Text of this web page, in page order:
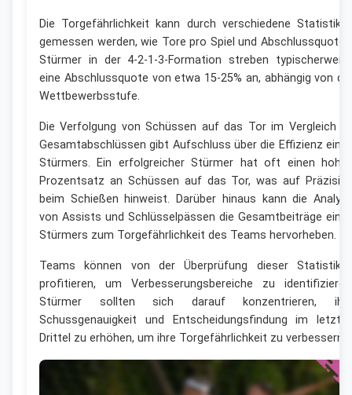
Die Torgefährlichkeit kann durch verschiedene
gemessen werden, wie Tore pro Spiel und
Stürmer in der 4-2-1-3-Formation streben
eine Abschlussquote von etwa 15-25% an, abhängig von
Wettbewerbsstufe.
Die Verfolgung von Schüssen auf das Tor im Vergleich
Gesamtabschlüssen gibt Aufschluss über die Effizienz
Stürmers. Ein erfolgreicher Stürmer hat oft einen
Prozentsatz an Schüssen auf das Tor, was auf
beim Schießen hinweist. Darüber hinaus kann die
von Assists und Schlüsselpässen die Gesamtbeiträge
Stürmers zum Torgefährlichkeit des Teams hervorheben.
Teams können von der Überprüfung dieser
profitieren, um Verbesserungsbereiche zu
Stürmer sollten sich darauf konzentrieren,
Schussgenauigkeit und Entscheidungsfindung im
Drittel zu erhöhen, um ihre Torgefährlichkeit zu verbessern.